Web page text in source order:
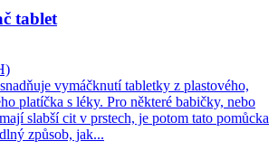
tablet
vymáčknutí tabletky z plastového,
platíčka s léky. Pro některé babičky, nebo
slabší cit v prstech, je potom tato pomůcka
způsob, jak...